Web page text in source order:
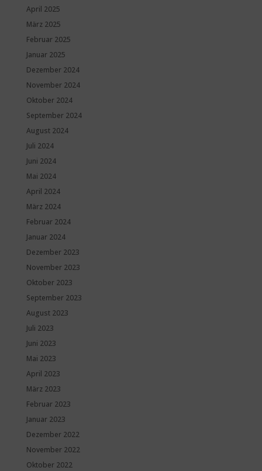
April 2025
März 2025
Februar 2025
Januar 2025
Dezember 2024
November 2024
Oktober 2024
September 2024
August 2024
Juli 2024
Juni 2024
Mai 2024
April 2024
März 2024
Februar 2024
Januar 2024
Dezember 2023
November 2023
Oktober 2023
September 2023
August 2023
Juli 2023
Juni 2023
Mai 2023
April 2023
März 2023
Februar 2023
Januar 2023
Dezember 2022
November 2022
Oktober 2022